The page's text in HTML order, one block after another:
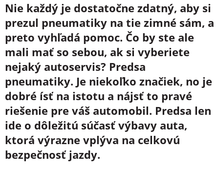
Nie každý je dostatočne zdatný, aby si
prezul pneumatiky na tie zimné sám, a
preto vyhľadá pomoc. Čo by ste ale
mali mať so sebou, ak si vyberiete
nejaký autoservis? Predsa
pneumatiky. Je niekoľko značiek, no je
dobré ísť na istotu a nájsť to pravé
riešenie pre váš automobil. Predsa len
ide o dôležitú súčasť výbavy auta,
ktorá výrazne vplýva na celkovú
bezpečnosť jazdy.